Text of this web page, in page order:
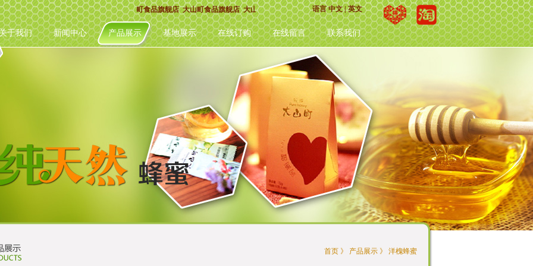
町食品旗舰店 大山町食品旗舰店 大山町食品旗舰店 大山町食品旗舰店 大山町食品旗舰店 大山町食品旗舰店 大山町食品旗舰店 大山町食品旗舰店 大山町食品旗舰
语言中文|英文
于我们 新闻中心 产品展示 基地展示 在线订购 在线留言 联系我们
首页 》 产品展示 》 洋槐蜂蜜